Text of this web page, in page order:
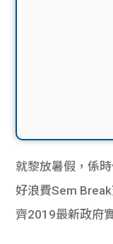
就黎放暑假，係
好浪費Sem
齊2019最新政府